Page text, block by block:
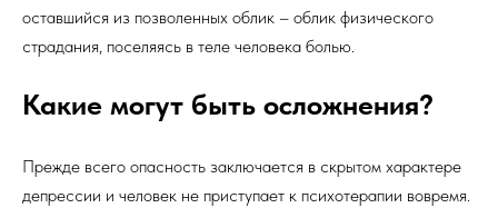
оставшийся из позволенных облик – облик физического
страдания, поселяясь в теле человека болью.
Какие могут быть осложнения?
Прежде всего опасность заключается в скрытом характере
депрессии и человек не приступает к психотерапии вовремя.